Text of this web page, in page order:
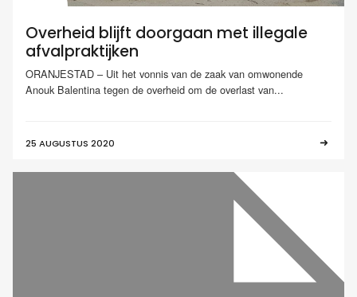
Overheid blijft doorgaan met illegale
afvalpraktijken
ORANJESTAD – Uit het vonnis van de zaak van omwonende
Anouk Balentina tegen de overheid om de overlast van...
25 AUGUSTUS 2020